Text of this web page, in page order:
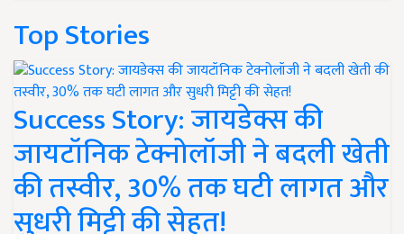
Top Stories
Success Story: जायडेक्स की
जायटॉनिक टेक्नोलॉजी ने बदली खेती
की तस्वीर, 30% तक घटी लागत और
सुधरी मिट्टी की सेहत!